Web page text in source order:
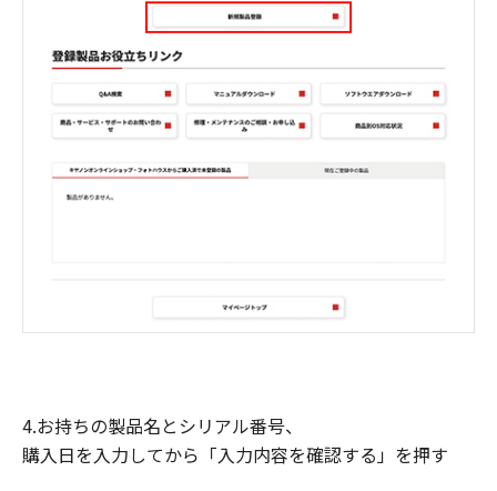
4.お持ちの製品名とシリアル番号、
購入日を入力してから「入力内容を確認する」を押す